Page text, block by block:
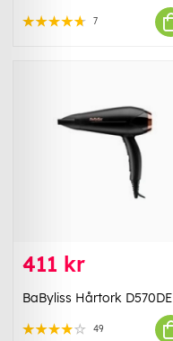
7
411 kr
BaByliss Hårtork D570DE
49